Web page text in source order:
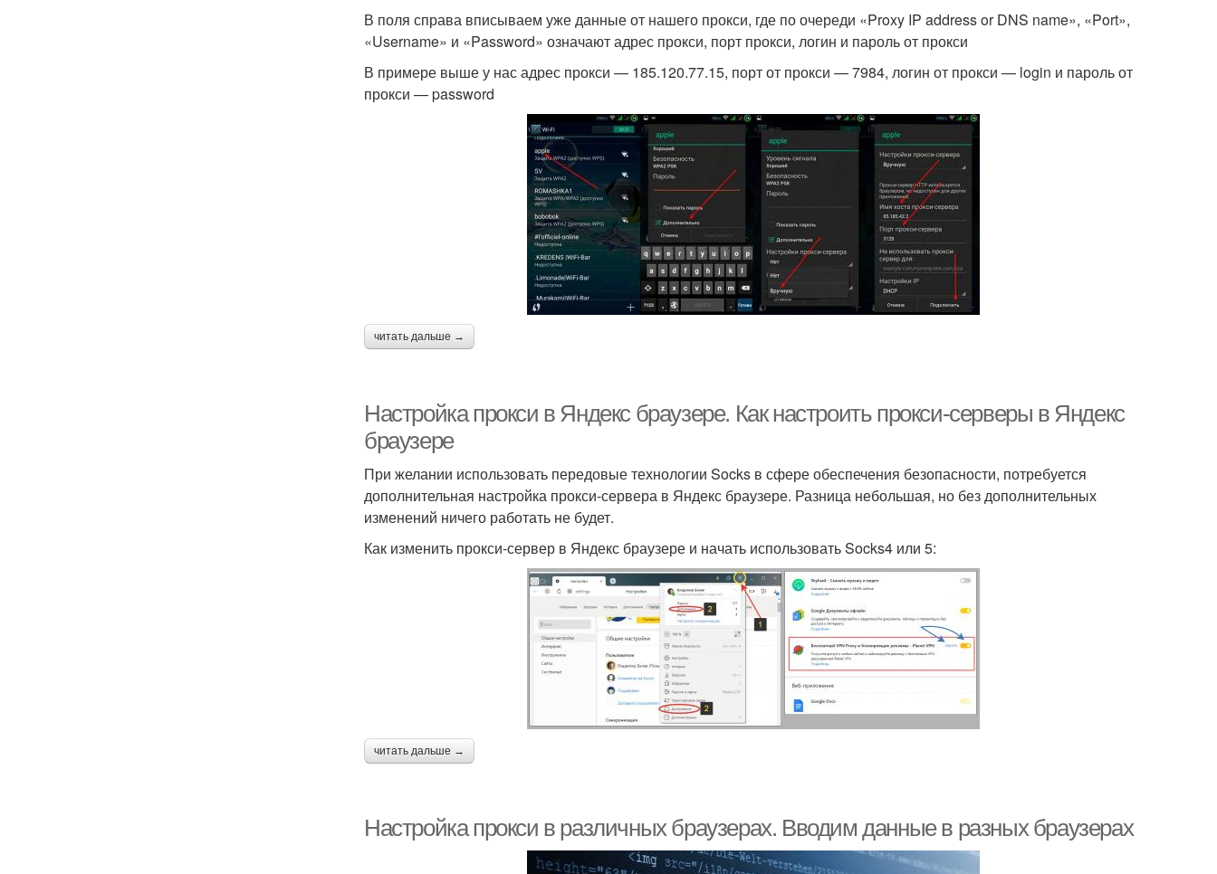
В поля справа вписываем уже данные от нашего прокси, где по очереди «Proxy IP address or DNS name», «Port»,
«Username» и «Password» означают адрес прокси, порт прокси, логин и пароль от прокси
В примере выше у нас адрес прокси — 185.120.77.15, порт от прокси — 7984, логин от прокси — login и пароль от
прокси — password
читать дальше →
Настройка прокси в Яндекс браузере. Как настроить прокси-серверы в Яндекс
браузере
При желании использовать передовые технологии Socks в сфере обеспечения безопасности, потребуется
дополнительная настройка прокси-сервера в Яндекс браузере. Разница небольшая, но без дополнительных
изменений ничего работать не будет.
Как изменить прокси-сервер в Яндекс браузере и начать использовать Socks4 или 5:
читать дальше →
Настройка прокси в различных браузерах. Вводим данные в разных браузерах